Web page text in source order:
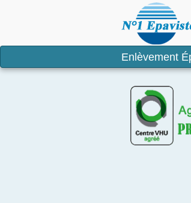
Enlèvement